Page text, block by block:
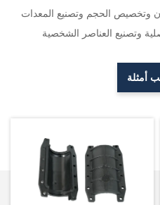
وتخصيص الحجم وتصنيع المعدات